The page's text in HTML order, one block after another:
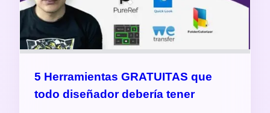
5 Herramientas GRATUITAS que
todo diseñador debería tener